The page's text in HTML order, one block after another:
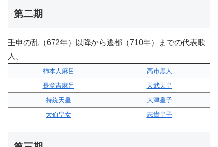
第二期
壬申の乱（672年）以降から遷都（710年）までの代表歌
人。
柿本人麻呂
高市黒人
長意吉麻呂
天武天皇
持統天皇
大津皇子
大伯皇女
志貴皇子